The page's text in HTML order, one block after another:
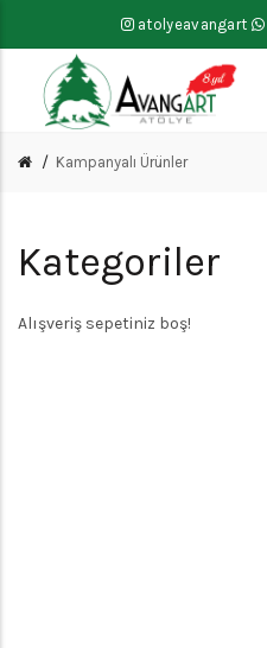
atolyeavangart
Kampanyalı Ürünler
Kategoriler
Alışveriş sepetiniz boş!